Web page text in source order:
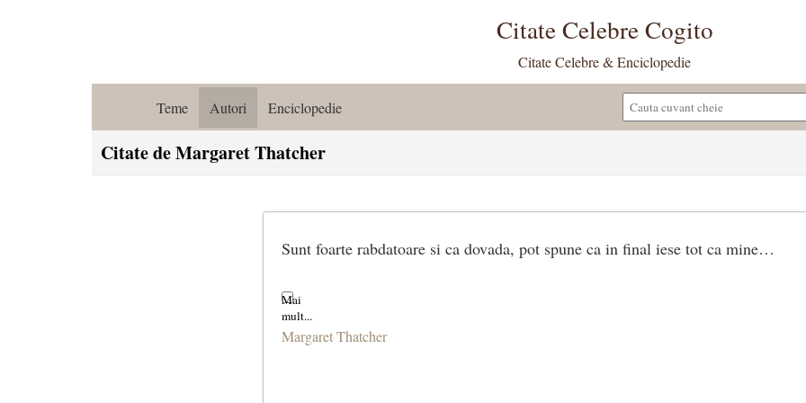
Citate Celebre Cogito
Citate Celebre & Enciclopedie
Teme Autori Enciclopedie
Citate de Margaret Thatcher
Sunt foarte rabdatoare si ca dovada, pot spune ca in final iese tot ca mine…
Margaret Thatcher